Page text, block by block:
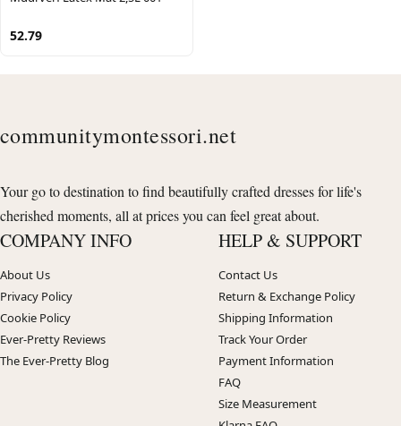
52.79
communitymontessori.net
Your go to destination to find beautifully crafted dresses for life's
cherished moments, all at prices you can feel great about.
COMPANY INFO
About Us
Privacy Policy
Cookie Policy
Ever-Pretty Reviews
The Ever-Pretty Blog
HELP & SUPPORT
Contact Us
Return & Exchange Policy
Shipping Information
Track Your Order
Payment Information
FAQ
Size Measurement